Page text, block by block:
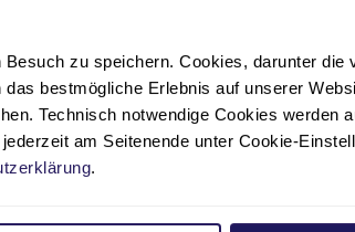
zu speichern. Cookies, darunter die
bestmögliche Erlebnis auf unserer
Technisch notwendige Cookies werden
am Seitenende unter Cookie-
.
Deutschlands erworben? Dann fügen